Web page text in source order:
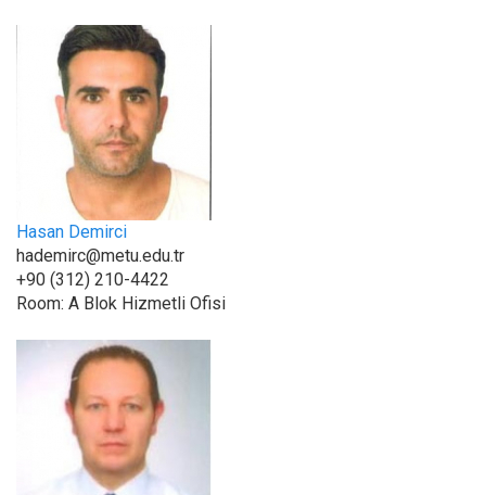
Hasan Demirci
hademirc@metu.edu.tr
+90 (312) 210-4422
Room: A Blok Hizmetli Ofisi